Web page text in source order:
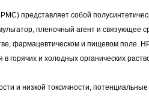
представляет собой
пленочный агент и
фармацевтическом и пищевом поле.
горячих и холодных органических
и низкой токсичности,